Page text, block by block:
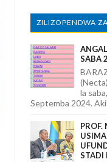
ZILIZOPENDWA
SABA
la
Septemba 2024.
STADI